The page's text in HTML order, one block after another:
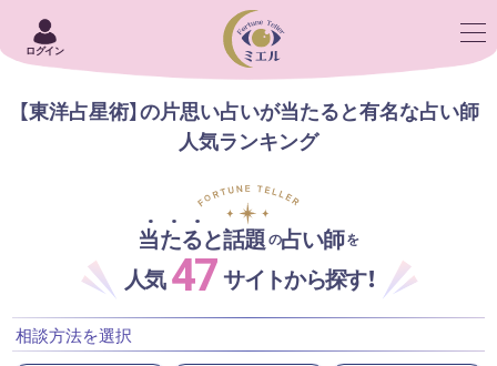
ログイン
【東洋占星術】の片思い占いが当たると有名な占い師
人気ランキング
当たると話題の占い師を
人気47サイトから探す！
相談方法を選択